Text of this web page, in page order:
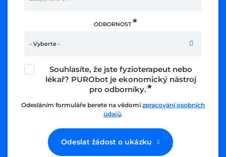
ODBORNOST
- Vyberte -
Souhlasíte, že jste fyzioterapeut nebo
lékař? PURObot je ekonomický nástroj
pro odborníky.
Odesláním formuláře berete na vědomízpracování osobních
údajů.
Odeslat žádost o ukázku